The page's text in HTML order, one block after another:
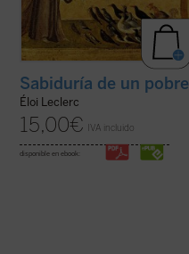
Sabiduría de un pobre
Éloi Leclerc
15,00€ IVA incluido
disponible en ebook: